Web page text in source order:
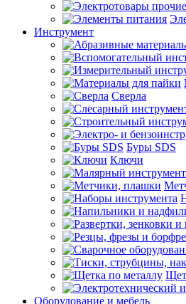
Инструмент
Сверла
Буры SDS
Ключи
Оборудование и мебель